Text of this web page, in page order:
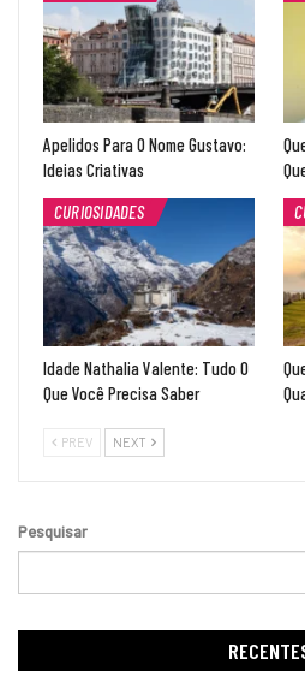
Apelidos Para O Nome Gustavo:
Ideias Criativas
CURIOSIDADES
Idade Nathalia Valente: Tudo O
Que Você Precisa Saber
PREV NEXT
Pesquisar